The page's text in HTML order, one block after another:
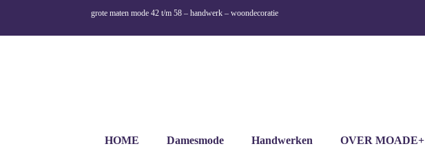
grote maten mode 42 t/m 58 – handwerk – woondecoratie
HOME Damesmode Handwerken OVER MOADE+